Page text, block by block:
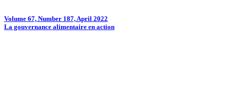
Volume 67, Number 187, April 2022
La gouvernance alimentaire en action